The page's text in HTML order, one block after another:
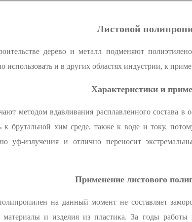
Листовой
дерево и металл подменяют
использовать и в других областях индустрии, к
Характеристики и
методом вдавливания расплавленного состава
к брутальной хим среде, также к воде и току,
уф-излучения и отлично переносит
Применение листового
на данный момент не составляет
материалы и изделия из пластика. За годы